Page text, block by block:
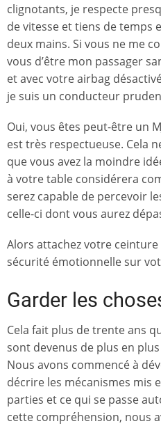
clignotants, je respecte
de vitesse et tiens de temps
deux mains. Si vous ne me
vous d’être mon passager
et avec votre airbag
je suis un conducteur
Oui, vous êtes peut-être un
est très respectueuse. Cela
que vous avez la moindre
à votre table considérera
serez capable de percevoir
celle-ci dont vous aurez
Alors attachez votre ceinture
sécurité émotionnelle sur
Garder les
Cela fait plus de trente ans
sont devenus de plus en
Nous avons commencé à
décrire les mécanismes mis
parties et ce qui se passe
cette compréhension, nous